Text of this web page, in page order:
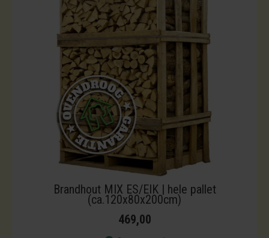
Brandhout MIX ES/EIK | hele pallet
(ca.120x80x200cm)
469,00